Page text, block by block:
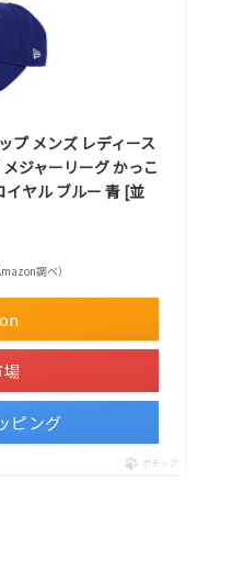
プ メンズ レディース
ジャーリーグ かっこ
イヤル ブルー 青 [並
調べ）
ピング
ポチップ